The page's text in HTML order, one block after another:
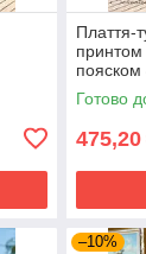
Плаття-
принтом
пояском
Готово
475,20
–10%